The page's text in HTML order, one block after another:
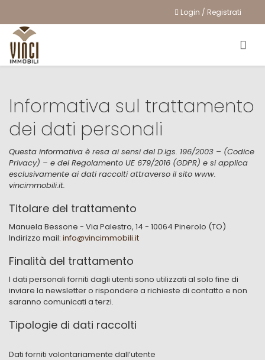
Login / Registrati
Informativa sul trattamento
dei dati personali
Questa informativa è resa ai sensi del D.lgs. 196/2003 – (Codice
Privacy) – e del Regolamento UE 679/2016 (GDPR) e si applica
esclusivamente ai dati raccolti attraverso il sito www.​
vincimmobili.it.
Titolare del trattamento
Manuela Bessone - Via Palestro, 14 - 10064 Pinerolo (TO)
Indirizzo mail: info@vincimmobili.it
Finalità del trattamento
I dati personali forniti dagli utenti sono utilizzati al solo fine di
inviare la newsletter o rispondere a richieste di contatto e non
saranno comunicati a terzi.
Tipologie di dati raccolti
Dati forniti volontariamente dall’utente